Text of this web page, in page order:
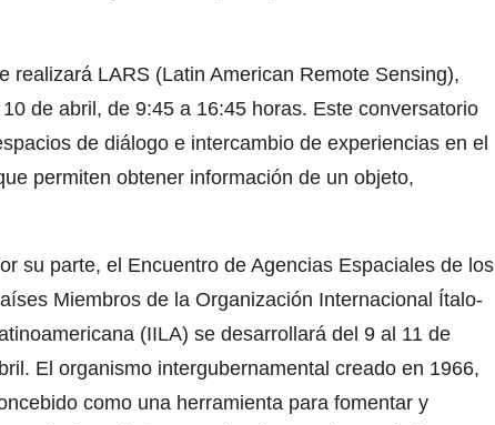
realizará LARS (Latin American Remote Sensing),
de abril, de 9:45 a 16:45 horas. Este conversatorio
de diálogo e intercambio de experiencias en el
permiten obtener información de un objeto,
su parte, el Encuentro de Agencias Espaciales de los
Miembros de la Organización Internacional Ítalo-
(IILA) se desarrollará del 9 al 11 de
El organismo intergubernamental creado en 1966,
como una herramienta para fomentar y